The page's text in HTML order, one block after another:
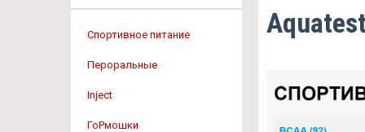
Спортивное питание
Пероральные
Inject
ГоРмошки